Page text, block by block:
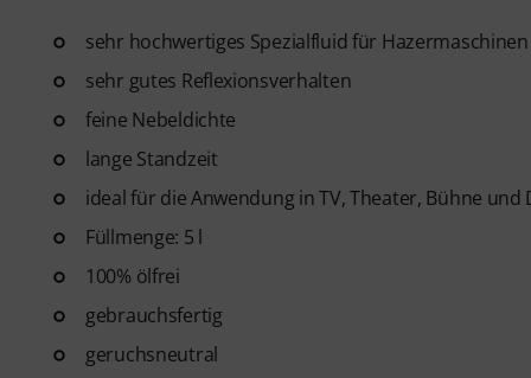
sehr hochwertiges Spezialfluid für
sehr gutes Reflexionsverhalten
feine Nebeldichte
lange Standzeit
ideal für die Anwendung in TV, Theater, Bühne und
Füllmenge: 5 l
100% ölfrei
gebrauchsfertig
geruchsneutral